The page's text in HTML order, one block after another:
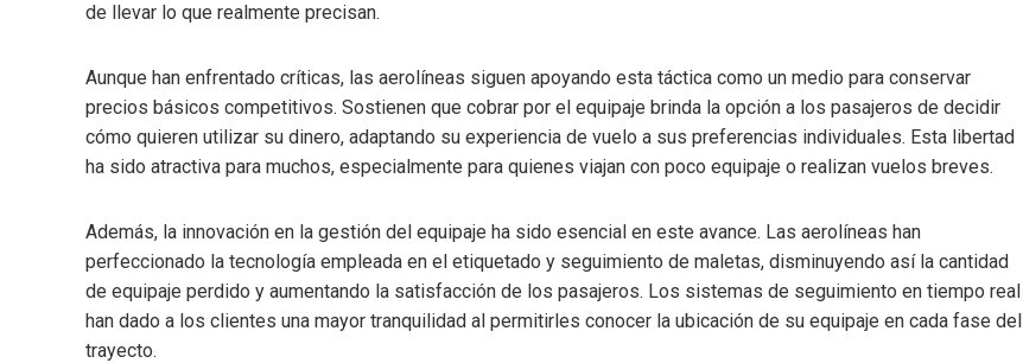
de llevar lo que realmente precisan.
Aunque han enfrentado críticas, las aerolíneas siguen apoyando esta táctica como un medio para conservar
precios básicos competitivos. Sostienen que cobrar por el equipaje brinda la opción a los pasajeros de decidir
cómo quieren utilizar su dinero, adaptando su experiencia de vuelo a sus preferencias individuales. Esta libertad
ha sido atractiva para muchos, especialmente para quienes viajan con poco equipaje o realizan vuelos breves.
Además, la innovación en la gestión del equipaje ha sido esencial en este avance. Las aerolíneas han
perfeccionado la tecnología empleada en el etiquetado y seguimiento de maletas, disminuyendo así la cantidad
de equipaje perdido y aumentando la satisfacción de los pasajeros. Los sistemas de seguimiento en tiempo real
han dado a los clientes una mayor tranquilidad al permitirles conocer la ubicación de su equipaje en cada fase del
trayecto.